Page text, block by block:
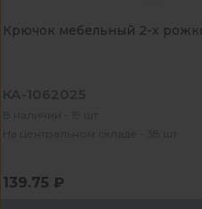
Крючок мебельный 2-х
КА-1062025
В наличии - 19 шт
На центральном складе - 38 шт
139.75 ₽